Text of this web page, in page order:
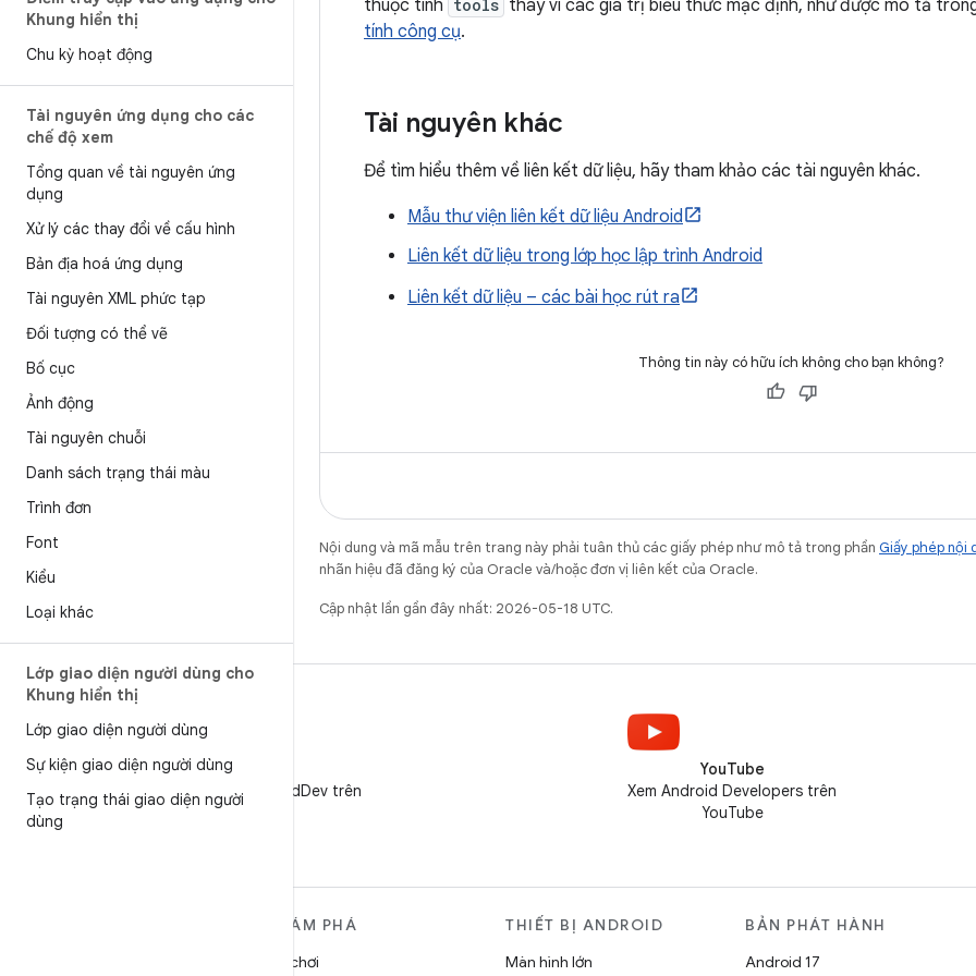
Khung hiển thị
Chu kỳ hoạt động
Tài nguyên ứng dụng cho các
chế độ xem
Tổng quan về tài nguyên ứng
dụng
Xử lý các thay đổi về cấu hình
Bản địa hoá ứng dụng
Tài nguyên XML phức tạp
Đối tượng có thể vẽ
Bố cục
Ảnh động
Tài nguyên chuỗi
Danh sách trạng thái màu
Trình đơn
Font
Kiểu
Loại khác
Lớp giao diện người dùng cho
Khung hiển thị
Lớp giao diện người dùng
Sự kiện giao diện người dùng
Tạo trạng thái giao diện người
dùng
thuộc tính tools thay vì các giá trị biểu thức mặc định, như được mô tả
tính công cụ.
Tài nguyên khác
Để tìm hiểu thêm về liên kết dữ liệu, hãy tham khảo các tài nguyên khác.
Mẫu thư viện liên kết dữ liệu Android
Liên kết dữ liệu trong lớp học lập trình Android
Liên kết dữ liệu – các bài học rút ra
Thông tin này có hữu ích không cho bạn không?
Nội dung và mã mẫu trên trang này phải tuân thủ các giấy phép như mô tả trong phần Giấy phép nội
nhãn hiệu đã đăng ký của Oracle và/hoặc đơn vị liên kết của Oracle.
Cập nhật lần gần đây nhất: 2026-05-18 UTC.
Theo dõi @AndroidDev trên
YouTube
Xem Android Developers trên
YouTube
KHÁM PHÁ
Trò chơi
THIẾT BỊ ANDROID
Màn hình lớn
BẢN PHÁT HÀNH
Android 17